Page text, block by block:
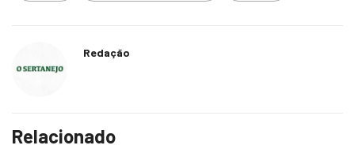
Redação
Relacionado